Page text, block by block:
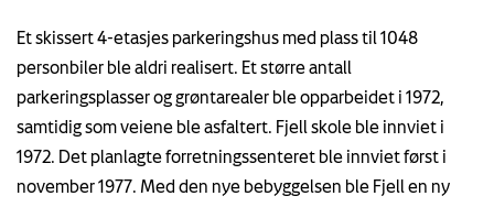
Et skissert 4-etasjes parkeringshus med plass til 1048
personbiler ble aldri realisert. Et større antall
parkeringsplasser og grøntarealer ble opparbeidet i 1972,
samtidig som veiene ble asfaltert. Fjell skole ble innviet i
1972. Det planlagte forretningssenteret ble innviet først i
november 1977. Med den nye bebyggelsen ble Fjell en ny